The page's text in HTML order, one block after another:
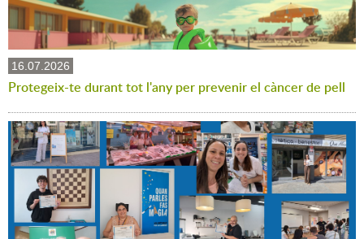
16.07.2026
Protegeix-te durant tot l'any per prevenir el càncer de pell